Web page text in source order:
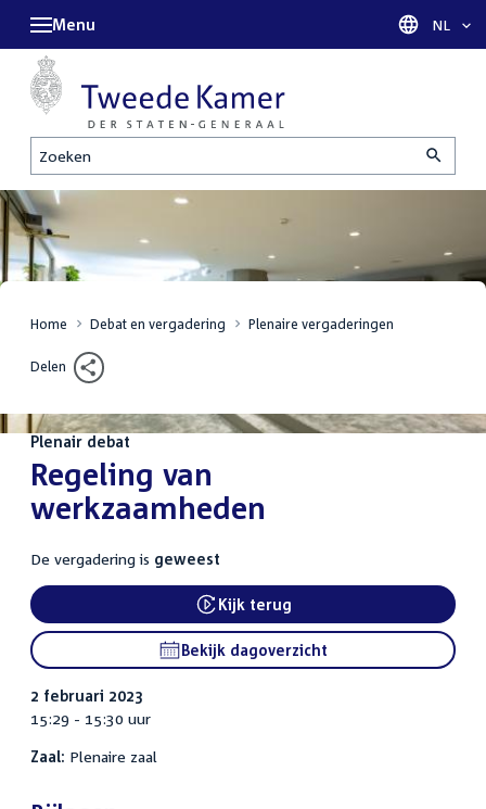
Zoeken
Menu Taal
NL
Home Debat en vergadering Plenaire vergaderingen
Delen
Plenair debat
:Regeling van
werkzaamheden
De vergadering is geweest
External link:
Kijk terug
Bekijk dagoverzicht
2 februari 2023
15:29 - 15:30 uur
Zaal: Plenaire zaal